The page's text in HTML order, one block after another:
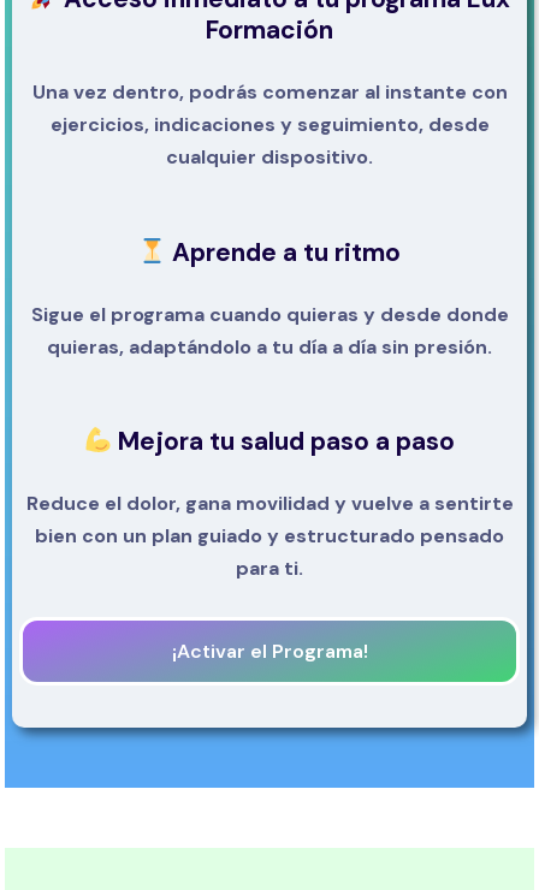
Formación
Una vez dentro, podrás comenzar al instante con
ejercicios, indicaciones y seguimiento, desde
cualquier dispositivo.
Aprende a tu ritmo
Sigue el programa cuando quieras y desde donde
quieras, adaptándolo a tu día a día sin presión.
Mejora tu salud paso a paso
Reduce el dolor, gana movilidad y vuelve a sentirte
bien con un plan guiado y estructurado pensado
para ti.
¡Activar el Programa!